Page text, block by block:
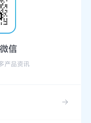
信
产品资讯